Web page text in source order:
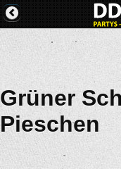
Grüner
Pieschen